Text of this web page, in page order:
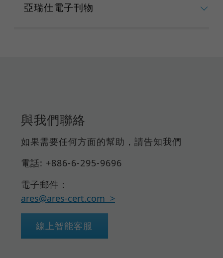
亞瑞仕電子刊物
與我們聯絡
如果需要任何方面的幫助，請告知我們
電話: +886-6-295-9696
電子郵件：
ares@ares-cert.com
線上智能客服